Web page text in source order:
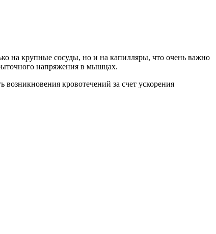
на крупные сосуды, но и на капилляры, что очень важно
напряжения в мышцах.
кровотечений за счет ускорения